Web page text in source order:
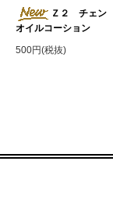
Ｚ２ チェン
オイルコーション
500円(税抜)